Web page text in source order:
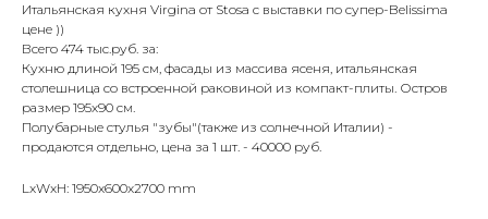
Итальянская кухня Virgina от Stosa с выставки по супер-Belissima
цене ))
Всего 474 тыс.руб. за:
Кухню длиной 195 см, фасады из массива ясеня, итальянская
столешница со встроенной раковиной из компакт-плиты. Остров
размер 195х90 см.
Полубарные стулья "зубы"(также из солнечной Италии) -
продаются отдельно, цена за 1 шт. - 40000 руб.
LxWxH: 1950x600x2700 mm